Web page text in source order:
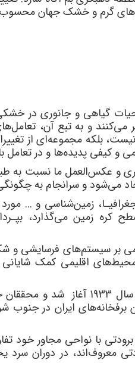
گرم و خشک جهان
گیاهی و جانوری در
و به تبع آن،
بلکه مجموعه‌ای از
و کیفی پدیده‌ها و در
و عکس‌العمل ما نسبت
و سرانجام به چگونگی ظهور
زمین‌شناسی و ...
کره زمین می‌گذارد،
بر سیستم‌های فرسایشی و
اقلیمی کمک شایانی
در ایران نیز مطالعات جدی درباره
برفخانه‌های ایران در
برودتی با نواحی مجاور
معروف‌اند، در دوران سرد